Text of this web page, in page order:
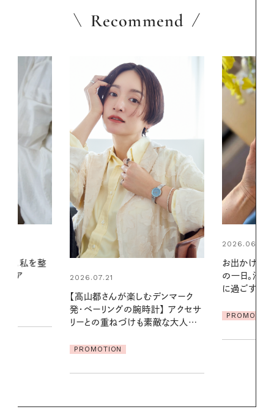
Recommend
2026.06.01
の一日。汗ばむ季節を「ごきげん」
PROMOTION
2026.07.24
夏の髪と心
る【大人気の
1本で汗ばむ
PROMOTION